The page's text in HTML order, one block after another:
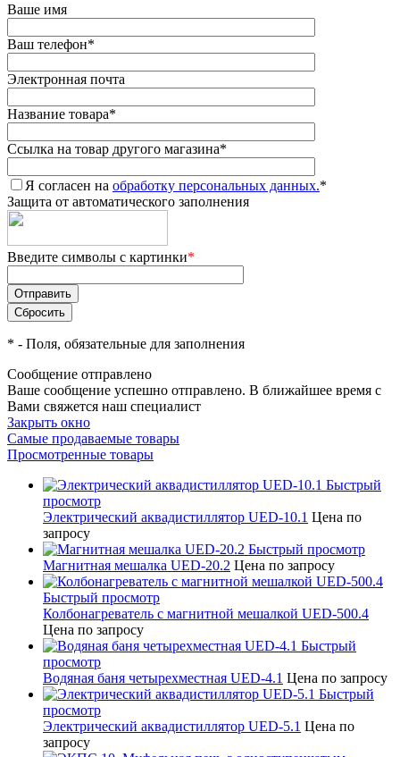
Ваше имя
Ваш телефон*
Электронная почта
Название товара*
Ссылка на товар другого магазина*
Я согласен на обработку персональных данных.*
Защита от автоматического заполнения
Введите символы с картинки*
* - Поля, обязательные для заполнения
Сообщение отправлено
Ваше сообщение успешно отправлено. В ближайшее время с
Вами свяжется наш специалист
Закрыть окно
Самые продаваемые товары
Просмотренные товары
Быстрый
просмотр
Электрический аквадистиллятор UED-10.1 Цена по
запросу
Быстрый просмотр
Магнитная мешалка UED-20.2 Цена по запросу
Быстрый просмотр
Колбонагреватель с магнитной мешалкой UED-500.4
Цена по запросу
Быстрый
просмотр
Водяная баня четырехместная UED-4.1 Цена по запросу
Быстрый
просмотр
Электрический аквадистиллятор UED-5.1 Цена по
запросу